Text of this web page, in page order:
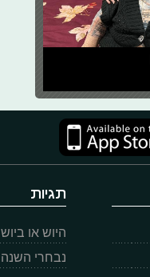
תגיות
היוש או ביוש
נבחרי השנה